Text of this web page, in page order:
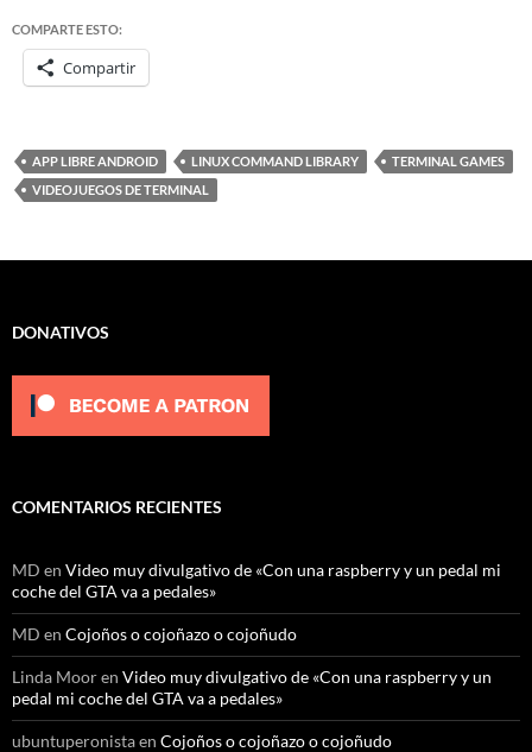
COMPARTE ESTO:
Compartir
APP LIBRE ANDROID LINUX COMMAND LIBRARY
TERMINAL GAMES
VIDEOJUEGOS DE TERMINAL
DONATIVOS
COMENTARIOS RECIENTES
MD en Video muy divulgativo de «Con una raspberry y un pedal mi
coche del GTA va a pedales»
MD en Cojoños o cojoñazo o cojoñudo
Linda Mooren Video muy divulgativo de «Con una raspberry y un
pedal mi coche del GTA va a pedales»
ubuntuperonistaen Cojoños o cojoñazo o cojoñudo